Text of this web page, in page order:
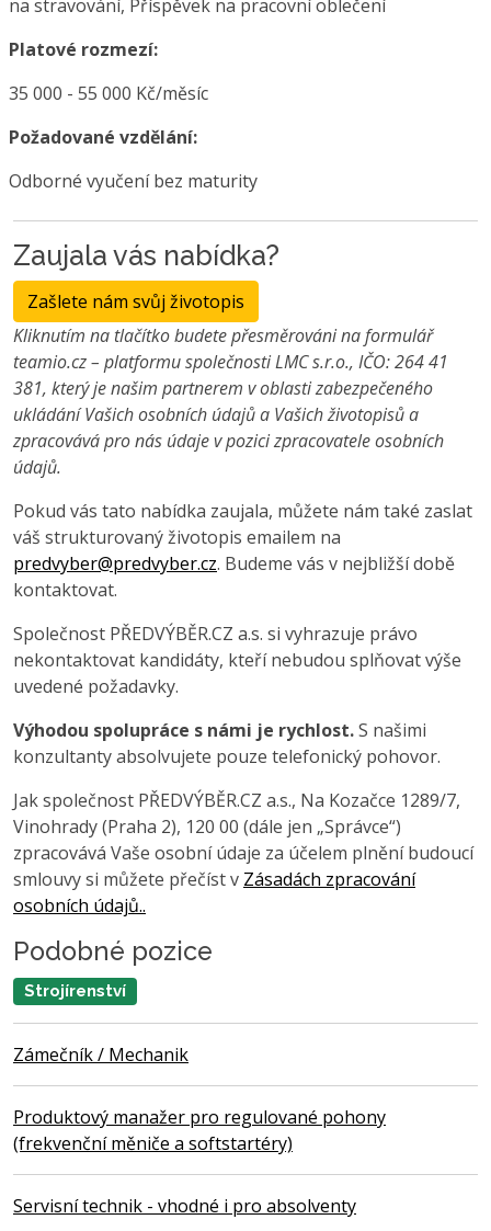
na stravování, Příspěvek na pracovní oblečení
Platové rozmezí:
35 000 - 55 000 Kč/měsíc
Požadované vzdělání:
Odborné vyučení bez maturity
Zaujala vás nabídka?
Zašlete nám svůj životopis
Kliknutím na tlačítko budete přesměrováni na formulář
teamio.cz – platformu společnosti LMC s.r.o., IČO: 264 41
381, který je našim partnerem v oblasti zabezpečeného
ukládání Vašich osobních údajů a Vašich životopisů a
zpracovává pro nás údaje v pozici zpracovatele osobních
údajů.
Pokud vás tato nabídka zaujala, můžete nám také zaslat
váš strukturovaný životopis emailem na
predvyber@predvyber.cz. Budeme vás v nejbližší době
kontaktovat.
Společnost PŘEDVÝBĚR.CZ a.s. si vyhrazuje právo
nekontaktovat kandidáty, kteří nebudou splňovat výše
uvedené požadavky.
Výhodou spolupráce s námi je rychlost.S našimi
konzultanty absolvujete pouze telefonický pohovor.
Jak společnost PŘEDVÝBĚR.CZ a.s., Na Kozačce 1289/7,
Vinohrady (Praha 2), 120 00 (dále jen „Správce“)
zpracovává Vaše osobní údaje za účelem plnění budoucí
smlouvy si můžete přečíst v Zásadách zpracování
osobních údajů..
Podobné pozice
Strojírenství
Zámečník / Mechanik
Produktový manažer pro regulované pohony
(frekvenční měniče a softstartéry)
Servisní technik - vhodné i pro absolventy